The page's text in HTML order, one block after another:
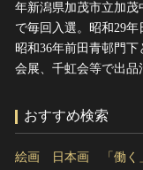
年新潟県加茂市立加茂
で毎回入選。昭和29年
昭和36年前田青邨門
会展、千虹会等で出品
おすすめ検索
絵画 日本画 「働く